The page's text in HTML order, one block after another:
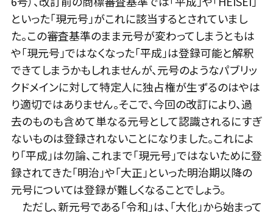
といった「現元号」がこれに該当するとされていまし
た。この審査基準のまま元号が変わってしまうともは
や「現元号」ではなくなった「平成」は登録可能と解釈
できてしまうかもしれませんが、元号のようなパブリッ
クドメインに対して特定人に独占権が生ずるのはやは
り適切ではありません。そこで、今回の改訂により、過
去のものも含めて単なる元号として認識されるにすぎ
ないものは登録されないことになりました。これによ
り「平成」は勿論、これまで「現元号」ではないために登
録されてきた「明治」や「大正」といった明治期以降の
元号については登録が難しくなることでしょう。
ただし、新元号である「令和」は、「大化」から始まって